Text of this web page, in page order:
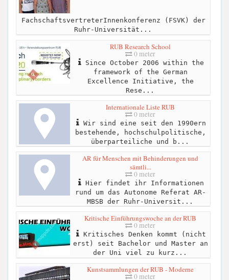
FachschaftsvertreterInnenkonferenz (FSVK) der
Ruhr-Universität...
RUB Research School
0 meter
Since October 2006 within the
framework of the German
Excellence Initiative, the
Rese...
Internationale Liste RUB
0 meter
Wir sind eine seit den 1990ern
bestehende, hochschulpolitische,
überparteiliche und b...
AR für Menschen mit Behinderungen und
sämtli...
0 meter
Hier findet ihr Informationen
rund um das Autonome Referat AR-
MBSB der Ruhr-Universit...
Kritische Einführungswoche an der RUB
0 meter
Kritisches Denken kommt (nicht
erst) seit Bachelor und Master an
der Uni viel zu kurz...
Kunstsammlungen der RUB - Moderne
0 meter